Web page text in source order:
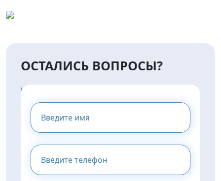
ОСТАЛИСЬ ВОПРОСЫ?
НАПИШИТЕ НАМ И МЫ
ПРЕДОСТАВИМ ВАМ
КОНСУЛЬТАЦИЮ